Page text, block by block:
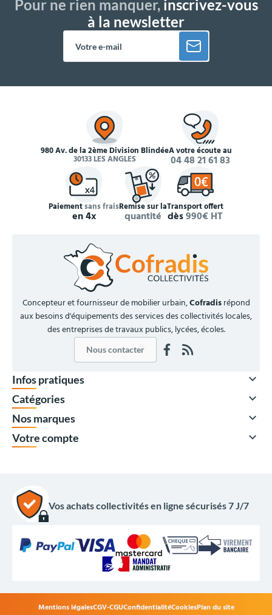
Pour ne rien manquer,inscrivez-vous
à la newsletter
980 Av. de la 2ème Division Blindée
30133 LES ANGLES
À votre écoute au
04 48 21 61 83
Paiementsans frais
en 4x
Remise sur la
quantité
Transport offert
dès990€ HT
Concepteur et fournisseur de mobilier urbain,Cofradisrépond
aux besoins d'équipements des services des collectivités locales,
des entreprises de travaux publics, lycées, écoles.
Nous contacter
Infos pratiques 
Catégories 
Nos marques 
Votre compte 
Vos achats collectivités en ligne sécurisés 7 J/7
Mentions légalesCGV-CGUConfidentialitéCookiesPlan du site